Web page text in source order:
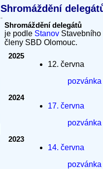
Shromáždění
Shromáždění delegátů
je podle Stanov
členy SBD Olomouc.
2025
12. června
pozvánka
2024
17. června
pozvánka
2023
14. června
pozvánka